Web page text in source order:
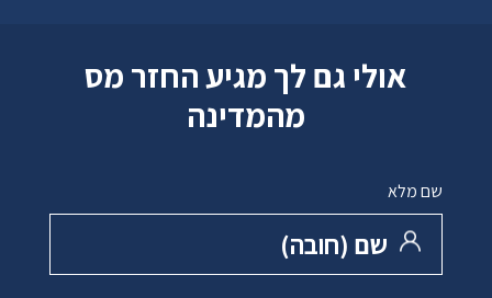
אולי גם לך מגיע החזר מס
מהמדינה
שם מלא
שם ‏(חובה)